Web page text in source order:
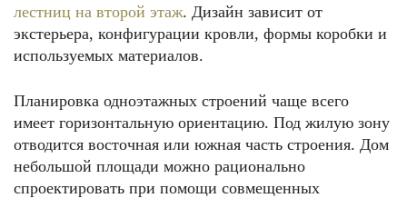
лестниц на второй этаж. Дизайн зависит от
экстерьера, конфигурации кровли, формы коробки и
используемых материалов.
Планировка одноэтажных строений чаще всего
имеет горизонтальную ориентацию. Под жилую зону
отводится восточная или южная часть строения. Дом
небольшой площади можно рационально
спроектировать при помощи совмещенных